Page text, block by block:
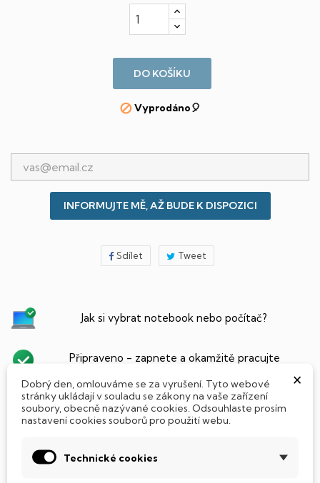
DO KOŠÍKU
Vyprodáno🎈
INFORMUJTE MĚ, AŽ BUDE K DISPOZICI
Sdílet Tweet
Jak si vybrat notebook nebo počítač?
Připraveno - zapnete a okamžitě pracujte
Přidat Microsoft Office Plus ➡️ 499,-
POPIS PARAMETRY PRODUKTU
×
Dobrý den, omlouváme se za vyrušení. Tyto webové
stránky ukládají v souladu se zákony na vaše zařízení
soubory, obecně nazývané cookies. Odsouhlaste prosím
nastavení cookies souborů pro použití webu.
Technické cookies